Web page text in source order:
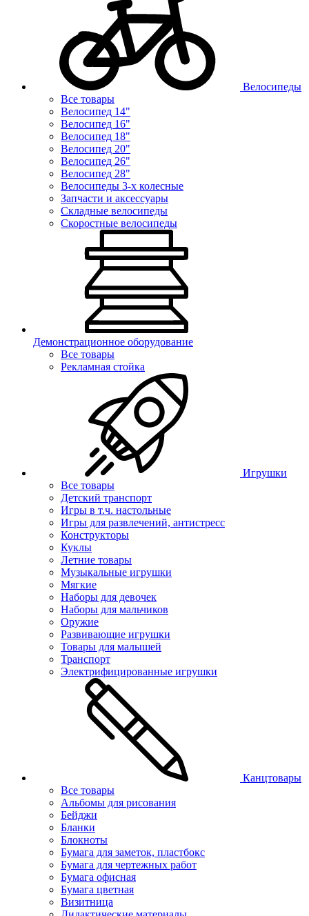
Велосипеды
Все товары
Велосипед 14"
Велосипед 16"
Велосипед 18"
Велосипед 20"
Велосипед 26"
Велосипед 28"
Велосипеды 3-х колесные
Запчасти и аксессуары
Складные велосипеды
Скоростные велосипеды
Демонстрационное оборудование
Все товары
Рекламная стойка
Игрушки
Все товары
Детский транспорт
Игры в т.ч. настольные
Игры для развлечений, антистресс
Конструкторы
Куклы
Летние товары
Музыкальные игрушки
Мягкие
Наборы для девочек
Наборы для мальчиков
Оружие
Развивающие игрушки
Товары для малышей
Транспорт
Электрифицированные игрушки
Канцтовары
Все товары
Альбомы для рисования
Бейджи
Бланки
Блокноты
Бумага для заметок, пластбокс
Бумага для чертежных работ
Бумага офисная
Бумага цветная
Визитница